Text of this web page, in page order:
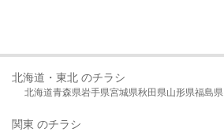
北海道・東北 のチラシ
北海道青森県岩手県宮城県秋田県山形県福島県
関東 のチラシ